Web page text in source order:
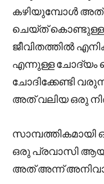
കഴിയുമ്പോൾ അത്
ചെയ്ത് കൊണ്ടുള്ള
ജീവിതത്തിൽ
എന്നുള്ള ചോദ്യം
ചോദിക്കേണ്ടി
അത് വലിയ ഒരു
സാമ്പത്തികമായി
ഒരു പ്രവാസി
അത് അന്ന്